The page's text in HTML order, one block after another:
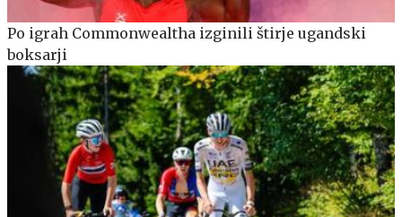
Po igrah Commonwealtha izginili štirje ugandski
boksarji